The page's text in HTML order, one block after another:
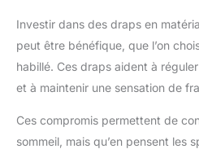
Investir dans des draps en
peut être bénéfique, que l’on
habillé. Ces draps aident à
et à maintenir une sensation de
Ces compromis permettent de
sommeil, mais qu’en pensent les